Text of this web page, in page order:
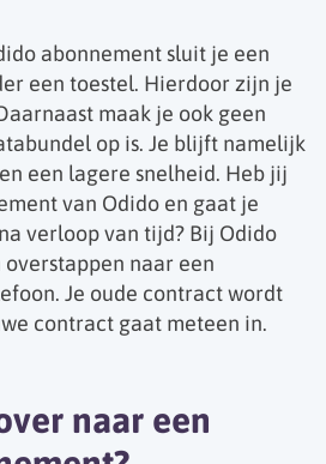
abonnement sluit je een
een toestel. Hierdoor zijn je
maak je ook geen
op is. Je blijft namelijk
een lagere snelheid. Heb jij
van Odido en gaat je
verloop van tijd? Bij Odido
naar een
Je oude contract wordt
contract gaat meteen in.
naar een